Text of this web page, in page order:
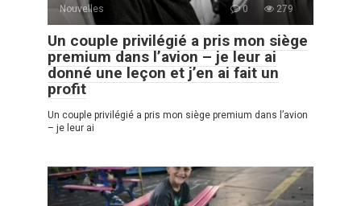
Nouvelles 0 279
Un couple privilégié a pris mon siège
premium dans l’avion – je leur ai
donné une leçon et j’en ai fait un
profit
Un couple privilégié a pris mon siège premium dans l’avion
– je leur ai